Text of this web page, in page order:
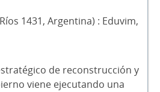
1431, Argentina) : Eduvim,
de reconstrucción y
viene ejecutando una